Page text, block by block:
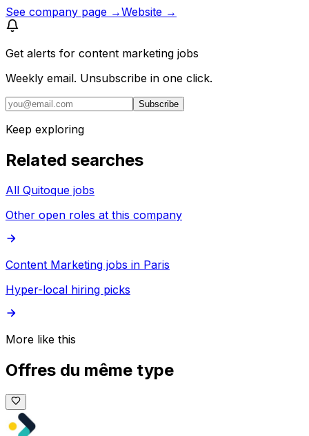
See company page →Website →
Get alerts for content marketing jobs
Weekly email. Unsubscribe in one click.
Subscribe
Keep exploring
Related searches
All Quitoque jobs
Other open roles at this company
Content Marketing jobs in Paris
Hyper-local hiring picks
More like this
Offres du même type